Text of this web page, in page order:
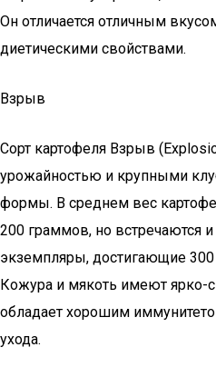
Он отличается отличным
диетическими свойствами.
Взрыв
Сорт картофеля Взрыв
урожайностью и крупными
формы. В среднем вес
200 граммов, но встречаются
экземпляры, достигающие
Кожура и мякоть имеют ярко-
обладает хорошим
ухода.